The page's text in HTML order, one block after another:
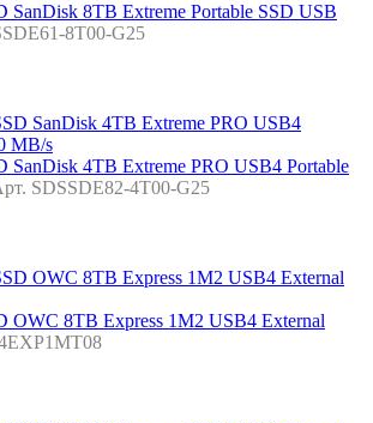
8TB Extreme Portable SSD USB
8T00-G25
4TB Extreme PRO USB4 Portable
SDSSDE82-4T00-G25
OWC 8TB Express 1M2 USB4 External